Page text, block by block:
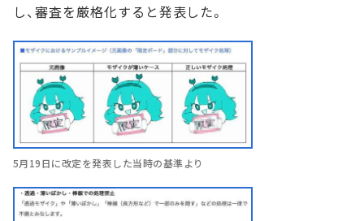
し、審査を厳格化すると発表した。
5月19日に改定を発表した当時の基準より